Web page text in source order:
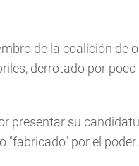
de la coalición de
derrotado por
presentar su
"fabricado" por el poder.